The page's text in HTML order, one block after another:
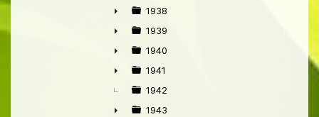
►
►
1938
►
1939
►
1940
►
1941
1942
1943